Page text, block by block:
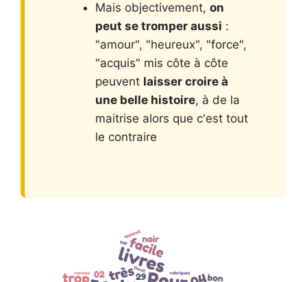
Mais objectivement,on
peut se tromper aussi :
"amour", "heureux", "force",
"acquis" mis côte à côte
peuvent laisser croire à
une belle histoire, à de la
maitrise alors que c'est tout
le contraire